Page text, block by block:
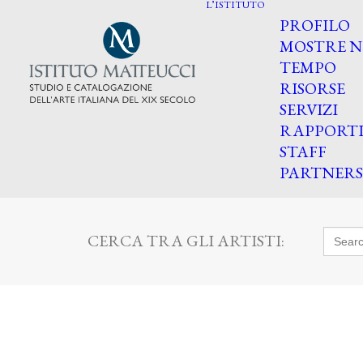
L’ISTITUTO
PROFILO
MOSTRE
TEMPO
RISORSE
SERVIZI
RAPPORTI
STAFF
CERCA TRA GLI ARTISTI: for: